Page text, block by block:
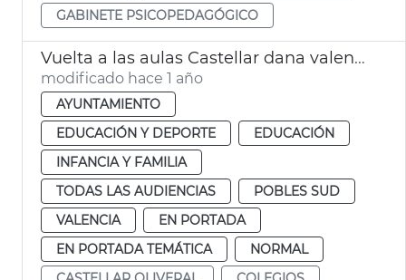
GABINETE PSICOPEDAGÓGICO
Vuelta a las aulas Castellar dana valencia
modificado hace 1 año
AYUNTAMIENTO
EDUCACIÓN Y DEPORTE
EDUCACIÓN
INFANCIA Y FAMILIA
TODAS LAS AUDIENCIAS
POBLES SUD
VALENCIA
EN PORTADA
EN PORTADA TEMÁTICA
NORMAL